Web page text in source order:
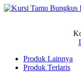
Produk Lainnya
Produk Terlaris